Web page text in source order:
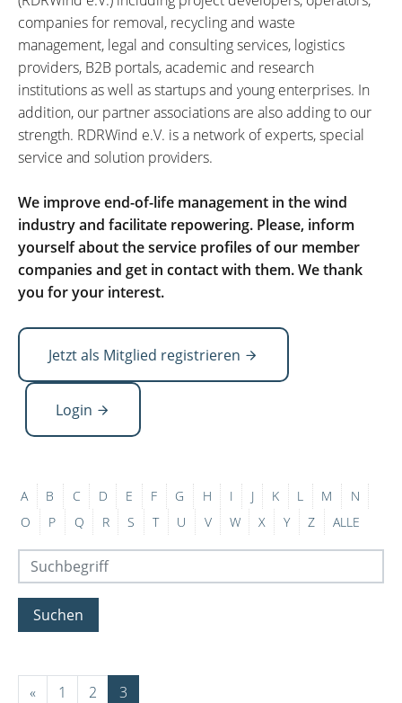
companies for removal, recycling and waste
management, legal and consulting services, logistics
providers, B2B portals, academic and research
institutions as well as startups and young enterprises. In
addition, our partner associations are also adding to our
strength. RDRWind e.V. is a network of experts, special
service and solution providers.
We improve end-of-life management in the wind
industry and facilitate repowering. Please, inform
yourself about the service profiles of our member
companies and get in contact with them. We thank
you for your interest.
Jetzt als Mitglied registrieren
Login
A B C D E F G H I J K L M
N
O
P Q R S T U V W X Y Z ALLE
Suchen
« 1 2 3